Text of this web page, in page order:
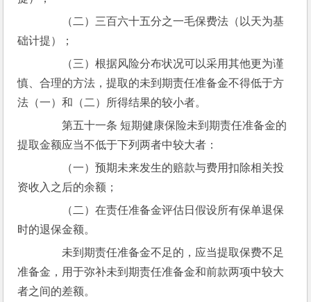
（二）三百六十五分之一毛保费法（以天为基
础计提）；
（三）根据风险分布状况可以采用其他更为谨
慎、合理的方法，提取的未到期责任准备金不得低于方
法（一）和（二）所得结果的较小者。
第五十一条 短期健康保险未到期责任准备金的
提取金额应当不低于下列两者中较大者：
（一）预期未来发生的赔款与费用扣除相关投
资收入之后的余额；
（二）在责任准备金评估日假设所有保单退保
时的退保金额。
未到期责任准备金不足的，应当提取保费不足
准备金，用于弥补未到期责任准备金和前款两项中较大
者之间的差额。